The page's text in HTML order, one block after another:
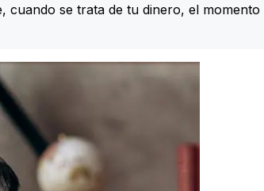
cuando se trata de tu dinero, el